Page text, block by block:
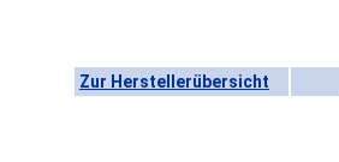
Zur Herstellerübersicht